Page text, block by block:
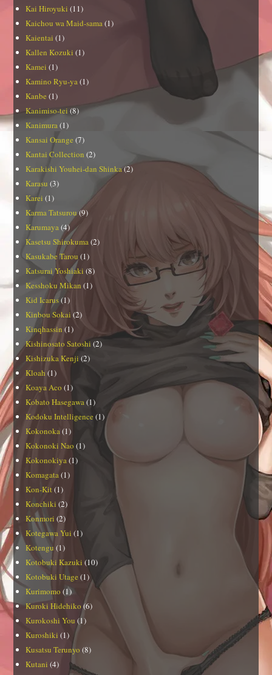
Kai Hiroyuki (11)
Kaichou wa Maid-sama(1)
Kaientai (1)
Kallen Kozuki (1)
Kamei (1)
Kamino Ryu-ya(1)
Kanbe (1)
Kanimiso-tei (8)
Kanimura(1)
Kansai Orange (7)
Kantai Collection (2)
Karakishi Youhei-dan Shinka(2)
Karasu (3)
Karei (1)
Karma Tatsurou(9)
Karumaya(4)
Kasetsu Shirokuma(2)
Kasukabe Tarou (1)
Katsurai Yoshiaki (8)
Kesshoku Mikan (1)
Kid Icarus(1)
Kinbou Sokai (2)
Kinqhassin (1)
Kishinosato Satoshi (2)
Kishizuka Kenji (2)
Kloah (1)
Koaya Aco (1)
Kobato Hasegawa(1)
Kodoku Intelligence (1)
Kokonoka(1)
Kokonoki Nao (1)
Kokonokiya(1)
Komagata(1)
Kon-Kit(1)
Konchiki (2)
Konmori (2)
Kotegawa Yui (1)
Kotengu (1)
Kotobuki Kazuki (10)
Kotobuki Utage (1)
Kurimomo (1)
Kuroki Hidehiko(6)
Kurokoshi You (1)
Kuroshiki (1)
Kusatsu Terunyo (8)
Kutani (4)